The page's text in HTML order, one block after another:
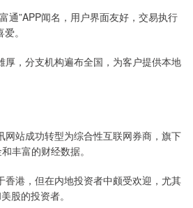
通”APP闻名，用户界面友好，交易执行
。
厚，分支机构遍布全国，为客户提供本地
网站成功转型为综合性互联网券商，旗下
丰富的财经数据。
香港，但在内地投资者中颇受欢迎，尤其
股的投资者。